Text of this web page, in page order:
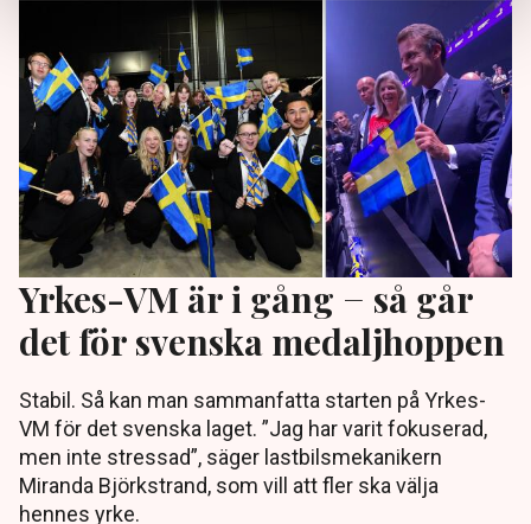
Yrkes-VM är i gång − så går
det för svenska medaljhoppen
Stabil. Så kan man sammanfatta starten på Yrkes-
VM för det svenska laget. ”Jag har varit fokuserad,
men inte stressad”, säger lastbilsmekanikern
Miranda Björkstrand, som vill att fler ska välja
hennes yrke.